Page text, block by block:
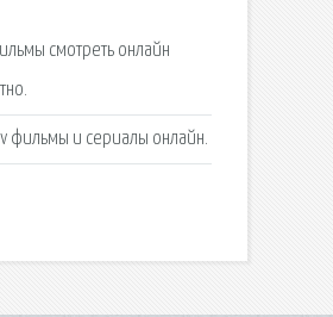
смотреть онлайн
фильмы и сериалы онлайн.